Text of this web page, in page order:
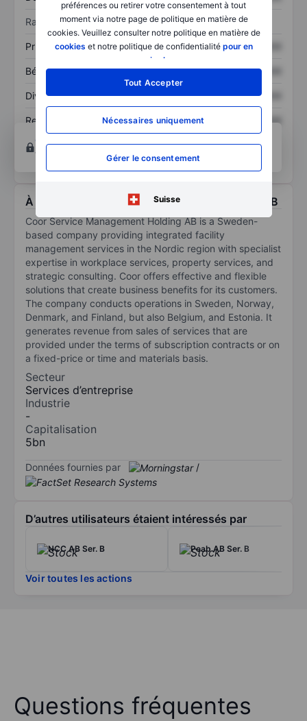
préférences ou retirer votre consentement à tout
moment via notre page de politique en matière de
cookies. Veuillez consulter notre politique en matière de
cookies et notre politique de confidentialité pour en
savoir plus
Tout Accepter
Nécessaires uniquement
Gérer le consentement
Suisse
Ratios
Prix / ventes XXXXXXX XXXXXXX
Bénéfice par action XXXXXXX XXXXXXX
Dividende par action XXXXXXX XXXXXXX
Rendement des
capitaux propres
XXXXXXX
XXXXXXX
Ouvrir un compte
techniques et d’analyse.
À propos Coor Service Management Holding AB
Coor Service Management Holding AB is a Sweden-
based company providing integrated facility
management services in the Nordic region with specialist
expertise in workplace services, property services, and
strategic consulting. Coor offers effective and flexible
solutions that create business benefits for its customers.
The company conducts operations in Sweden, Norway,
Denmark, and Finland, but also Belgium, and Estonia. It
generates revenue from sales of services that are
provided under the terms of subscription contracts or on
a fixed-price or time and materials basis.
Secteur
Services d’entreprise
Industrie
-
Capitalisation
5bn
Données fournies par /
D’autres utilisateurs étaient intéressés par
NCC AB Ser. B Peab AB Ser. B
Voir toutes les actions
Questions fréquentes